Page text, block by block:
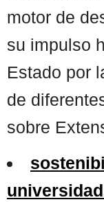
motor de
su impulso
Estado por
de
sobre